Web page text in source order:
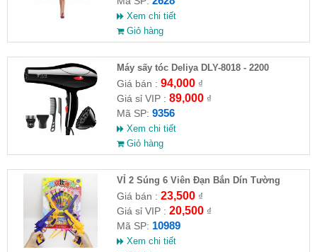
Xem chi tiết
Giỏ hàng
Máy sấy tóc Deliya DLY-8018 - 2200
Giá bán : 94,000₫
Giá sỉ VIP : 89,000₫
Mã SP: 9356
Xem chi tiết
Giỏ hàng
VỈ 2 Súng 6 Viên Đạn Bắn Dín Tường
Giá bán : 23,500₫
Giá sỉ VIP : 20,500₫
Mã SP: 10989
Xem chi tiết